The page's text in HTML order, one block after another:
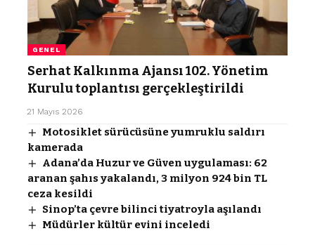
GENEL
Serhat Kalkınma Ajansı 102. Yönetim
Kurulu toplantısı gerçekleştirildi
21 Mayıs 2026
Motosiklet sürücüsüne yumruklu saldırı
kamerada
Adana’da Huzur ve Güven uygulaması: 62
aranan şahıs yakalandı, 3 milyon 924 bin TL
ceza kesildi
Sinop’ta çevre bilinci tiyatroyla aşılandı
Müdürler kültür evini inceledi